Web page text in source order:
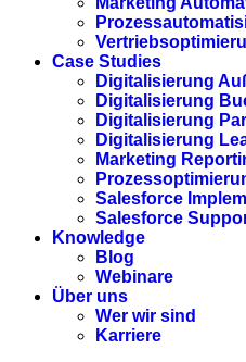
Case Studies
Digitalisierung
Digitalisierung
Digitalisierung
Digitalisierung
Marketing
Salesforce
Salesforce
Knowledge
Blog
Webinare
Über uns
Wer wir sind
Karriere